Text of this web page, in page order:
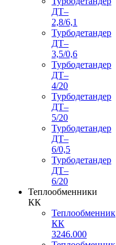
ДТ–
2,8/6,1
Турбодетандер
ДТ–
3,5/0,6
Турбодетандер
ДТ–
4/20
Турбодетандер
ДТ–
5/20
Турбодетандер
ДТ–
6/0,5
Турбодетандер
ДТ–
6/20
Теплообменники
КК
Теплообменник
КК
3246.000